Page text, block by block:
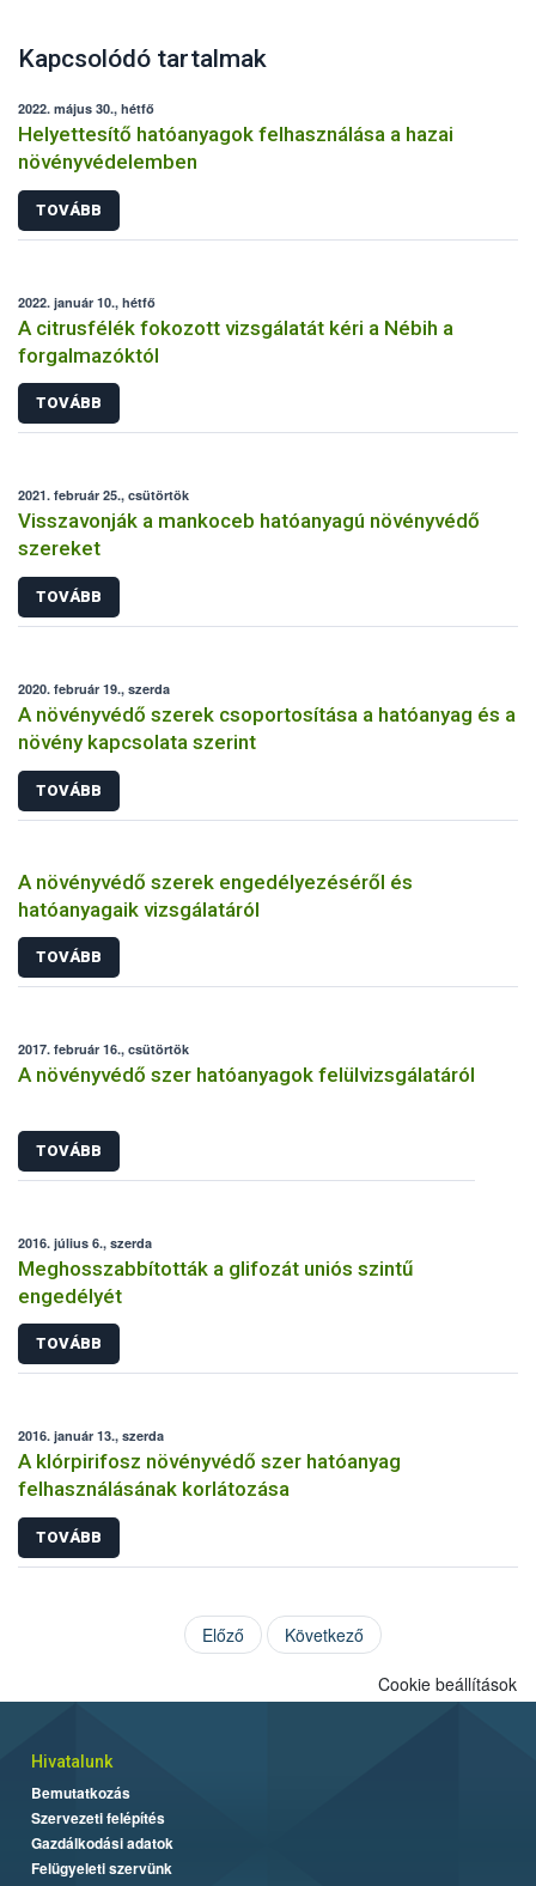
Kapcsolódó tartalmak
2022. május 30., hétfő
Helyettesítő hatóanyagok felhasználása a hazai
növényvédelemben
TOVÁBB
2022. január 10., hétfő
A citrusfélék fokozott vizsgálatát kéri a Nébih a
forgalmazóktól
TOVÁBB
2021. február 25., csütörtök
Visszavonják a mankoceb hatóanyagú növényvédő
szereket
TOVÁBB
2020. február 19., szerda
A növényvédő szerek csoportosítása a hatóanyag és a
növény kapcsolata szerint
TOVÁBB
A növényvédő szerek engedélyezéséről és
hatóanyagaik vizsgálatáról
TOVÁBB
2017. február 16., csütörtök
A növényvédő szer hatóanyagok felülvizsgálatáról
TOVÁBB
2016. július 6., szerda
Meghosszabbították a glifozát uniós szintű
engedélyét
TOVÁBB
2016. január 13., szerda
A klórpirifosz növényvédő szer hatóanyag
felhasználásának korlátozása
TOVÁBB
Előző Következő
Cookie beállítások
Hivatalunk
Bemutatkozás
Szervezeti felépítés
Gazdálkodási adatok
Felügyeleti szervünk